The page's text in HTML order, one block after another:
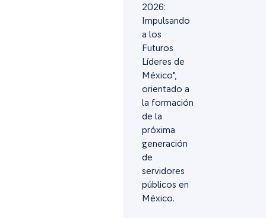
2026:
Impulsando
a los
Futuros
Líderes de
México",
orientado a
la formación
de la
próxima
generación
de
servidores
públicos en
México.